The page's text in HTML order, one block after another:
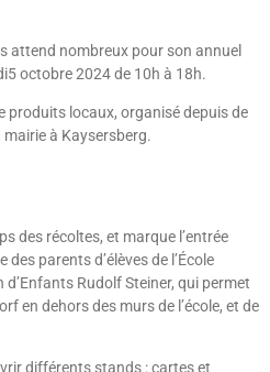
attend nombreux pour son annuel
octobre 2024 de 10h à 18h.
produits locaux, organisé depuis de
à Kaysersberg.
des récoltes, et marque l’entrée
parents d’élèves de l’École
Rudolf Steiner, qui permet
en dehors des murs de l’école, et de
différents stands : cartes et